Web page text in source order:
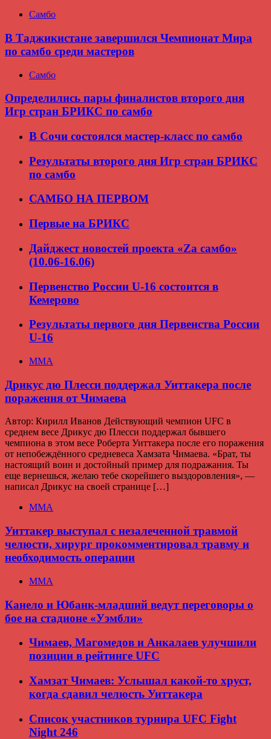
Самбо
В Таджикистане завершился Чемпионат Мира
по самбо среди мастеров
Самбо
Определились пары финалистов второго дня
Игр стран БРИКС по самбо
В Сочи состоялся мастер-класс по самбо
Результаты второго дня Игр стран БРИКС
по самбо
САМБО НА ПЕРВОМ
Первые на БРИКС
Дайджест новостей проекта «Zа самбо»
(10.06-16.06)
Первенство России U-16 состоится в
Кемерово
Результаты первого дня Первенства России
U-16
ММА
Дрикус дю Плесси поддержал Уиттакера после
поражения от Чимаева
Автор: Кирилл Иванов Действующий чемпион UFC в
среднем весе Дрикус дю Плесси поддержал бывшего
чемпиона в этом весе Роберта Уиттакера после его поражения
от непобеждённого средневеса Хамзата Чимаева. «Брат, ты
настоящий воин и достойный пример для подражания. Ты
еще вернешься, желаю тебе скорейшего выздоровления», —
написал Дрикус на своей странице […]
ММА
Уиттакер выступал с незалеченной травмой
челюсти, хирург прокомментировал травму и
необходимость операции
ММА
Канело и Юбанк-младший ведут переговоры о
бое на стадионе «Уэмбли»
Чимаев, Магомедов и Анкалаев улучшили
позиции в рейтинге UFC
Хамзат Чимаев: Услышал какой-то хруст,
когда сдавил челюсть Уиттакера
Список участников турнира UFC Fight
Night 246